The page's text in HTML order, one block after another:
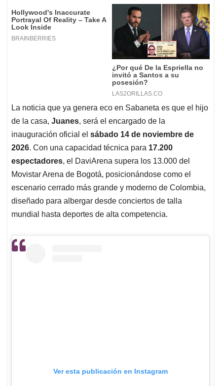
La noticia que ya genera eco en Sabaneta es que el hijo
de la casa, Juanes, será el encargado de la
inauguración oficial el sábado 14 de noviembre de
2026. Con una capacidad técnica para 17.200
espectadores, el DaviArena supera los 13.000 del
Movistar Arena de Bogotá, posicionándose como el
escenario cerrado más grande y moderno de Colombia,
diseñado para albergar desde conciertos de talla
mundial hasta deportes de alta competencia.
Ver esta publicación en Instagram